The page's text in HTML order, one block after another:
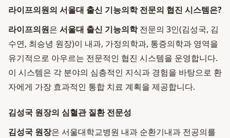
라이프의원의 서울대 출신 기능의학 전문의 협진 시스템은?
라이프의원은 서울대 출신 기능의학전문의 3인(김성국, 김
수연, 최승녕 원장)이 내과, 가정의학과, 통증의학과 영역을
유기적으로 아우르는 전문적인 협진 시스템을 운영합니다.
이 시스템은 각 분야의 심층적인 지식과 경험을 바탕으로 환
자에게 가장 효과적인 통합 치료 계획을 제공합니다.
김성국 원장의 심혈관 질환 전문성
김성국 원장은 서울대학교병원 내과 순환기내과 전공의를